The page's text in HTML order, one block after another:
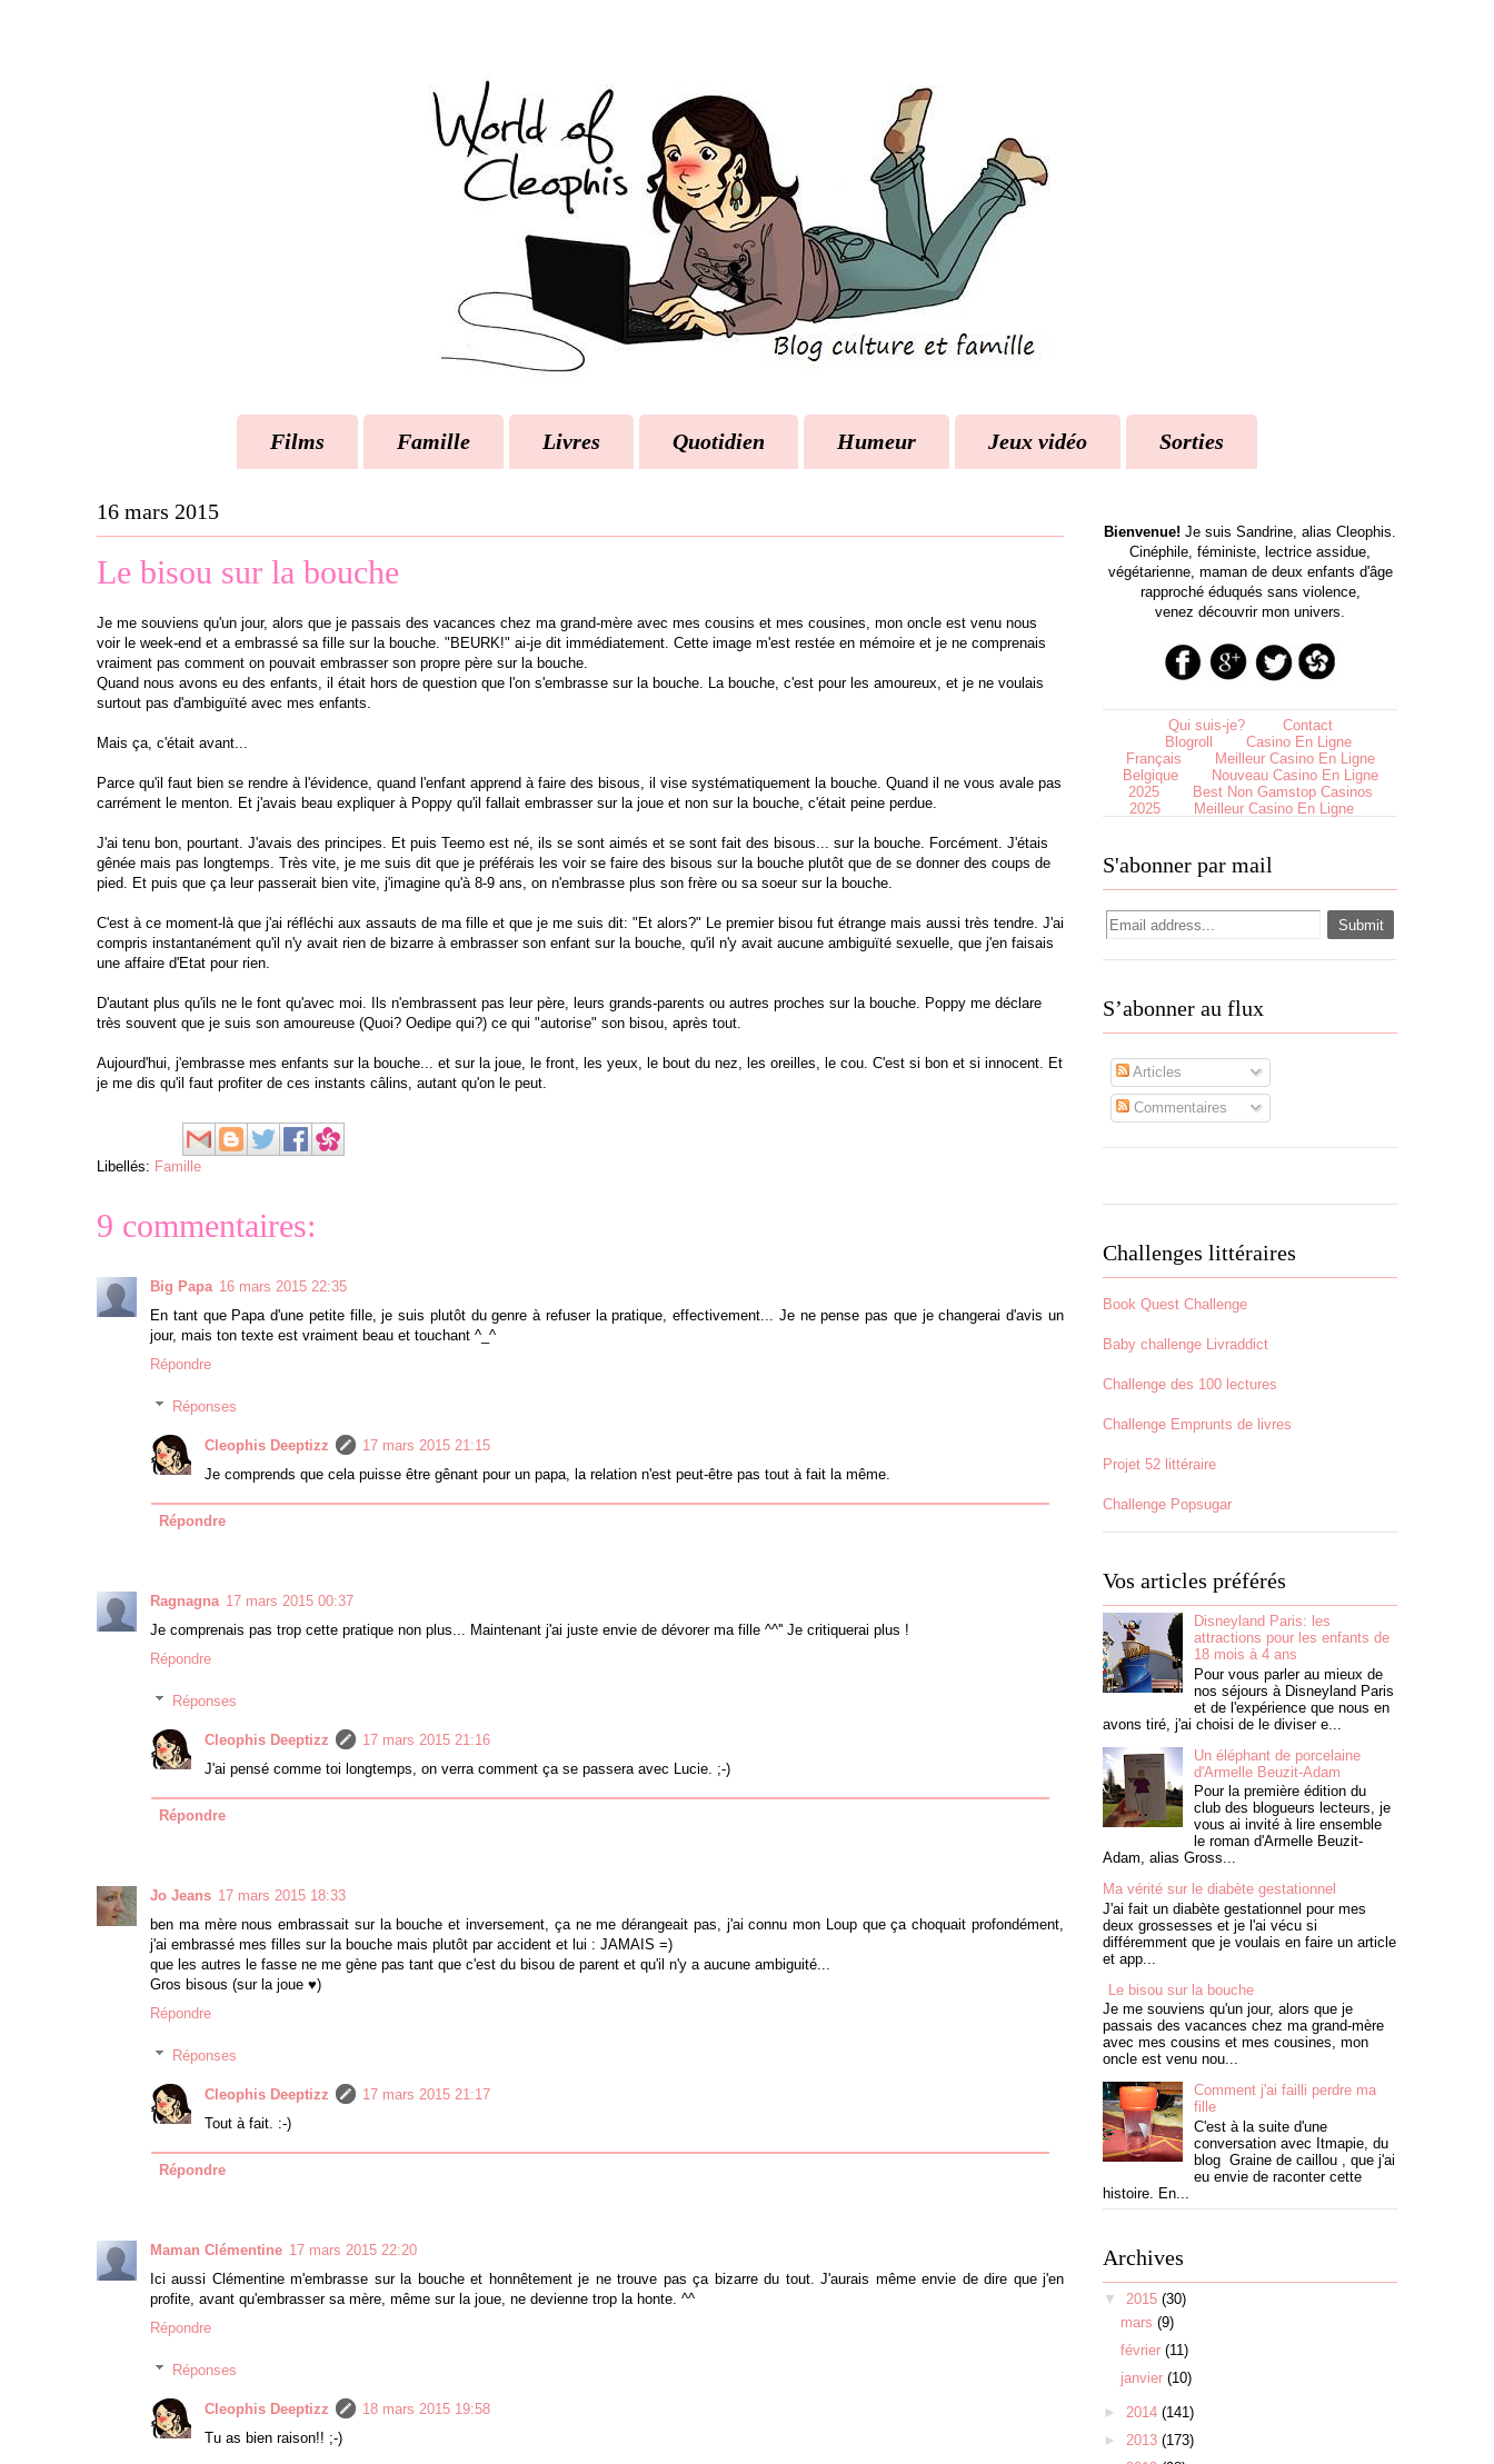
Films Famille Livres Quotidien Humeur Jeux vidéo Sorties
16 mars 2015
Le bisou sur la bouche
Je me souviens qu'un jour, alors que je passais des vacances chez ma grand-mère avec mes cousins et mes cousines, mon oncle est venu nous
voir le week-end et a embrassé sa fille sur la bouche. "BEURK!" ai-je dit immédiatement. Cette image m'est restée en mémoire et je ne comprenais
vraiment pas comment on pouvait embrasser son propre père sur la bouche.
Quand nous avons eu des enfants, il était hors de question que l'on s'embrasse sur la bouche. La bouche, c'est pour les amoureux, et je ne voulais
surtout pas d'ambiguïté avec mes enfants.
Mais ça, c'était avant...
Parce qu'il faut bien se rendre à l'évidence, quand l'enfant apprend à faire des bisous, il vise systématiquement la bouche. Quand il ne vous avale pas
carrément le menton. Et j'avais beau expliquer à Poppy qu'il fallait embrasser sur la joue et non sur la bouche, c'était peine perdue.
J'ai tenu bon, pourtant. J'avais des principes. Et puis Teemo est né, ils se sont aimés et se sont fait des bisous... sur la bouche. Forcément. J'étais
gênée mais pas longtemps. Très vite, je me suis dit que je préférais les voir se faire des bisous sur la bouche plutôt que de se donner des coups de
pied. Et puis que ça leur passerait bien vite, j'imagine qu'à 8-9 ans, on n'embrasse plus son frère ou sa soeur sur la bouche.
C'est à ce moment-là que j'ai réfléchi aux assauts de ma fille et que je me suis dit: "Et alors?" Le premier bisou fut étrange mais aussi très tendre. J'ai
compris instantanément qu'il n'y avait rien de bizarre à embrasser son enfant sur la bouche, qu'il n'y avait aucune ambiguïté sexuelle, que j'en faisais
une affaire d'Etat pour rien.
D'autant plus qu'ils ne le font qu'avec moi. Ils n'embrassent pas leur père, leurs grands-parents ou autres proches sur la bouche. Poppy me déclare
très souvent que je suis son amoureuse (Quoi? Oedipe qui?) ce qui "autorise" son bisou, après tout.
Aujourd'hui, j'embrasse mes enfants sur la bouche... et sur la joue, le front, les yeux, le bout du nez, les oreilles, le cou. C'est si bon et si innocent. Et
je me dis qu'il faut profiter de ces instants câlins, autant qu'on le peut.
Libellés: Famille
9 commentaires:
Big Papa 16 mars 2015 22:35
En tant que Papa d'une petite fille, je suis plutôt du genre à refuser la pratique, effectivement... Je ne pense pas que je changerai d'avis un
jour, mais ton texte est vraiment beau et touchant ^_^
Répondre
Réponses
Cleophis Deeptizz
17 mars 2015 21:15
Je comprends que cela puisse être gênant pour un papa, la relation n'est peut-être pas tout à fait la même.
Répondre
Ragnagna 17 mars 2015 00:37
Je comprenais pas trop cette pratique non plus... Maintenant j'ai juste envie de dévorer ma fille ^^'' Je critiquerai plus !
Répondre
Réponses
Cleophis Deeptizz
17 mars 2015 21:16
J'ai pensé comme toi longtemps, on verra comment ça se passera avec Lucie. ;-)
Répondre
Jo Jeans 17 mars 2015 18:33
ben ma mère nous embrassait sur la bouche et inversement, ça ne me dérangeait pas, j'ai connu mon Loup que ça choquait profondément,
j'ai embrassé mes filles sur la bouche mais plutôt par accident et lui : JAMAIS =)
que les autres le fasse ne me gène pas tant que c'est du bisou de parent et qu'il n'y a aucune ambiguité...
Gros bisous (sur la joue ♥)
Répondre
Réponses
Cleophis Deeptizz
17 mars 2015 21:17
Tout à fait. :-)
Répondre
Maman Clémentine 17 mars 2015 22:20
Ici aussi Clémentine m'embrasse sur la bouche et honnêtement je ne trouve pas ça bizarre du tout. J'aurais même envie de dire que j'en
profite, avant qu'embrasser sa mère, même sur la joue, ne devienne trop la honte. ^^
Répondre
Réponses
Cleophis Deeptizz
18 mars 2015 19:58
Tu as bien raison!! ;-)
Bienvenue! Je suis Sandrine, alias Cleophis.
Cinéphile, féministe, lectrice assidue,
végétarienne, maman de deux enfants d'âge
rapproché éduqués sans violence,
venez découvrir mon univers.
Qui suis-je?
Contact
Blogroll
Casino En Ligne
Français
Meilleur Casino En Ligne
Belgique
Nouveau Casino En Ligne
2025
Best Non Gamstop Casinos
2025
Meilleur Casino En Ligne
S'abonner par mail
S’abonner au flux
Articles
Commentaires
Challenges littéraires
Book Quest Challenge
Baby challenge Livraddict
Challenge des 100 lectures
Challenge Emprunts de livres
Projet 52 littéraire
Challenge Popsugar
Vos articles préférés
Disneyland Paris: les
attractions pour les enfants de
18 mois à 4 ans
Pour vous parler au mieux de
nos séjours à Disneyland Paris
et de l'expérience que nous en
avons tiré, j'ai choisi de le diviser e...
Un éléphant de porcelaine
d'Armelle Beuzit-Adam
Pour la première édition du
club des blogueurs lecteurs, je
vous ai invité à lire ensemble
le roman d'Armelle Beuzit-
Adam, alias Gross...
Ma vérité sur le diabète gestationnel
J'ai fait un diabète gestationnel pour mes
deux grossesses et je l'ai vécu si
différemment que je voulais en faire un article
et app...
Le bisou sur la bouche
Je me souviens qu'un jour, alors que je
passais des vacances chez ma grand-mère
avec mes cousins et mes cousines, mon
oncle est venu nou...
Comment j'ai failli perdre ma
fille
C'est à la suite d'une
conversation avec Itmapie, du
blog Graine de caillou , que j'ai
eu envie de raconter cette
histoire. En...
Archives
▼ 2015 (30)
mars (9)
février (11)
janvier (10)
► 2014 (141)
► 2013 (173)